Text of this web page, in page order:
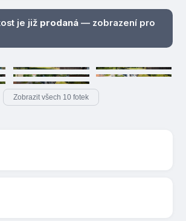
je již prodaná— zobrazení pro
Zobrazit všech 10 fotek